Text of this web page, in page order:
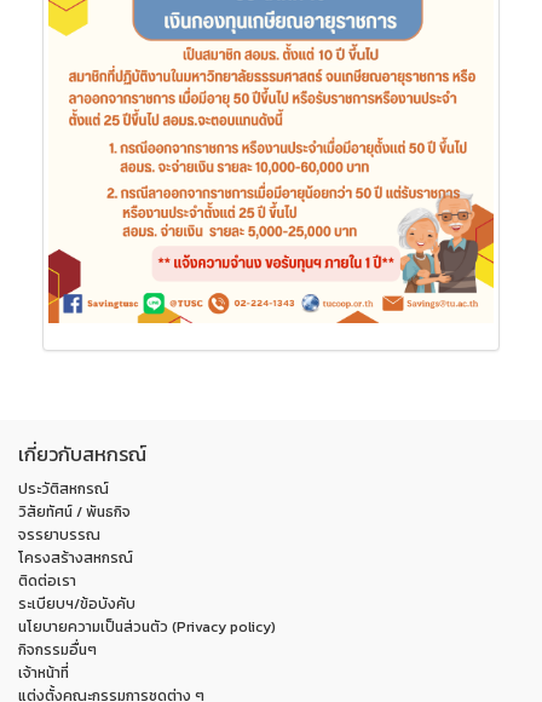
เกี่ยวกับสหกรณ์
ประวัติสหกรณ์
วิสัยทัศน์ / พันธกิจ
จรรยาบรรณ
โครงสร้างสหกรณ์
ติดต่อเรา
ระเบียบฯ/ข้อบังคับ
นโยบายความเป็นส่วนตัว (Privacy policy)
กิจกรรมอื่นๆ
เจ้าหน้าที่
แต่งตั้งคณะกรรมการชุดต่าง ๆ